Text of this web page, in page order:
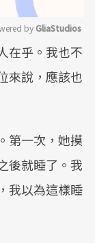
Mute
by GliaStudios
在乎。我也不
來說，應該也
第一次，她摸
後就睡了。我
我以為這樣睡